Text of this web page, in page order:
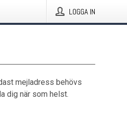
LOGGA IN
mejladress behövs
dig när som helst.